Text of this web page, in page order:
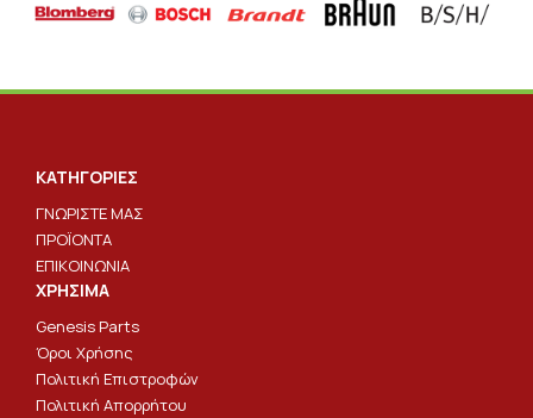
ΚΑΤΗΓΟΡΙΕΣ
ΓΝΩΡΙΣΤΕ ΜΑΣ
ΠΡΟΪΟΝΤΑ
ΕΠΙΚΟΙΝΩΝΙΑ
ΧΡΗΣΙΜΑ
Genesis Parts
Όροι Χρήσης
Πολιτική Επιστροφών
Πολιτική Απορρήτου